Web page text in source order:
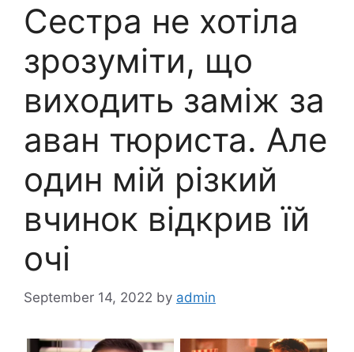
Сестра не хотіла
зрозуміти, що
виходить заміж за
аван тюpиcта. Але
один мій різкий
вчинок відкрив їй
очі
September 14, 2022 by admin